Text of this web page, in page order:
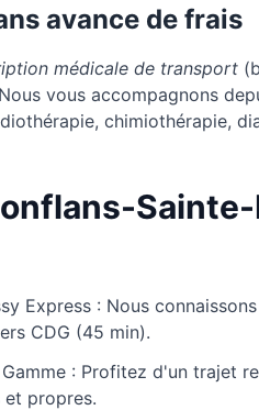
avance de frais
médicale de transport
vous accompagnons
chimiothérapie,
Sainte-
Express : Nous
CDG (45 min).
: Profitez d'un trajet
et propres.